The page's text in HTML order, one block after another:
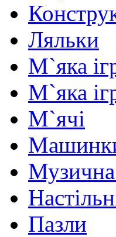
Ляльки
М`яка
М`яка
М`ячі
Пазли